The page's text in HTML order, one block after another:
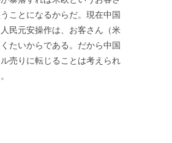
ことになるからだ。現在中国
民元安操作は、お客さん（米
たいからである。だから中国
売りに転じることは考えられ